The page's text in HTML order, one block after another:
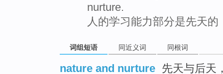
nurture.
人的学习能力部分是先天
词组短语 同近义词 同根词
nature and nurture 先天与后天